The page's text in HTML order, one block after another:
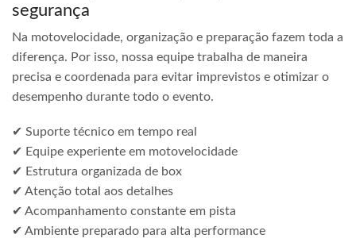
segurança
Na motovelocidade, organização e preparação fazem toda a
diferença. Por isso, nossa equipe trabalha de maneira
precisa e coordenada para evitar imprevistos e otimizar o
desempenho durante todo o evento.
✔ Suporte técnico em tempo real
✔ Equipe experiente em motovelocidade
✔ Estrutura organizada de box
✔ Atenção total aos detalhes
✔ Acompanhamento constante em pista
✔ Ambiente preparado para alta performance